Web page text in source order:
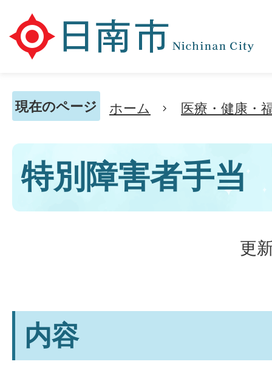
現在のページ ホーム 医療・健康・
特別障害者手当
更
内容